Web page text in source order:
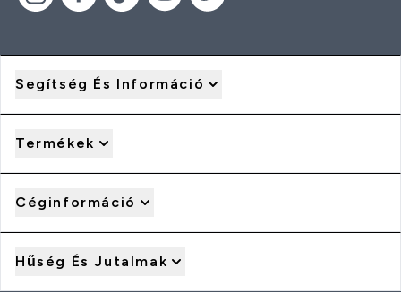
Segítség És Információ
Termékek
Céginformáció
Hűség És Jutalmak